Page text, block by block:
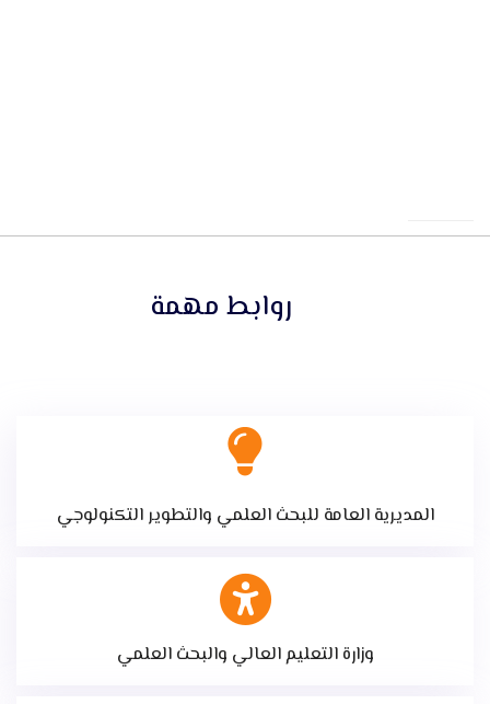
روابط مهمة
المديرية العامة للبحث العلمي والتطوير التكنولوجي
وزارة التعليم العالي والبحث العلمي